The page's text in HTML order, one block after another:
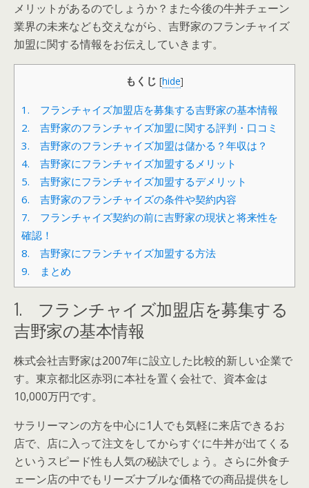
メリットがあるのでしょうか？また今後の牛丼チェーン
業界の未来なども交えながら、吉野家のフランチャイズ
加盟に関する情報をお伝えしていきます。
もくじ [hide]
1. フランチャイズ加盟店を募集する吉野家の基本情報
2. 吉野家のフランチャイズ加盟に関する評判・口コミ
3. 吉野家のフランチャイズ加盟は儲かる？年収は？
4. 吉野家にフランチャイズ加盟するメリット
5. 吉野家にフランチャイズ加盟するデメリット
6. 吉野家のフランチャイズの条件や契約内容
7. フランチャイズ契約の前に吉野家の現状と将来性を
確認！
8. 吉野家にフランチャイズ加盟する方法
9. まとめ
1. フランチャイズ加盟店を募集する
吉野家の基本情報
株式会社吉野家は2007年に設立した比較的新しい企業で
す。東京都北区赤羽に本社を置く会社で、資本金は
10,000万円です。
サラリーマンの方を中心に1人でも気軽に来店できるお
店で、店に入って注文をしてからすぐに牛丼が出てくる
というスピード性も人気の秘訣でしょう。さらに外食チ
ェーン店の中でもリーズナブルな価格での商品提供をし